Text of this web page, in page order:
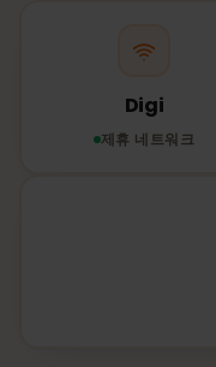
Digi
제휴 네트워크